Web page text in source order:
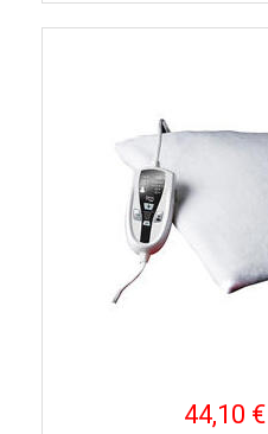
44,10 €